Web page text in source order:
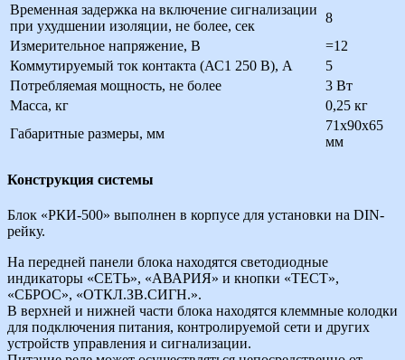
Временная задержка на включение сигнализации
при ухудшении изоляции, не более, сек
8
Измерительное напряжение, В
=12
Коммутируемый ток контакта (АС1 250 В), А
5
Потребляемая мощность, не более
3 Вт
Масса, кг
0,25 кг
Габаритные размеры, мм
71х90х65
мм
Конструкция системы
Блок «РКИ-500» выполнен в корпусе для установки на DIN-
рейку.
На передней панели блока находятся светодиодные
индикаторы «СЕТЬ», «АВАРИЯ» и кнопки «ТЕСТ»,
«СБРОС», «ОТКЛ.ЗВ.СИГН.».
В верхней и нижней части блока находятся клеммные колодки
для подключения питания, контролируемой сети и других
устройств управления и сигнализации.